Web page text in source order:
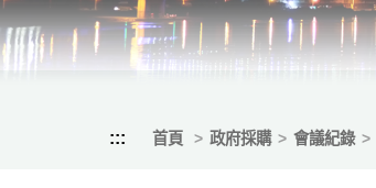
::: 首頁 政府採購 會議紀錄